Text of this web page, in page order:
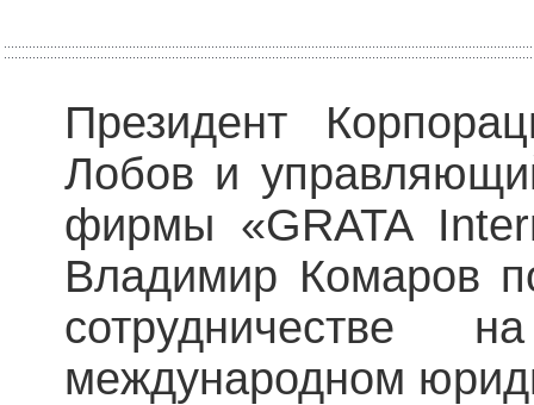
Президент
Лобов и
фирмы «GRATA
Владимир Комаров
сотрудничестве
международном